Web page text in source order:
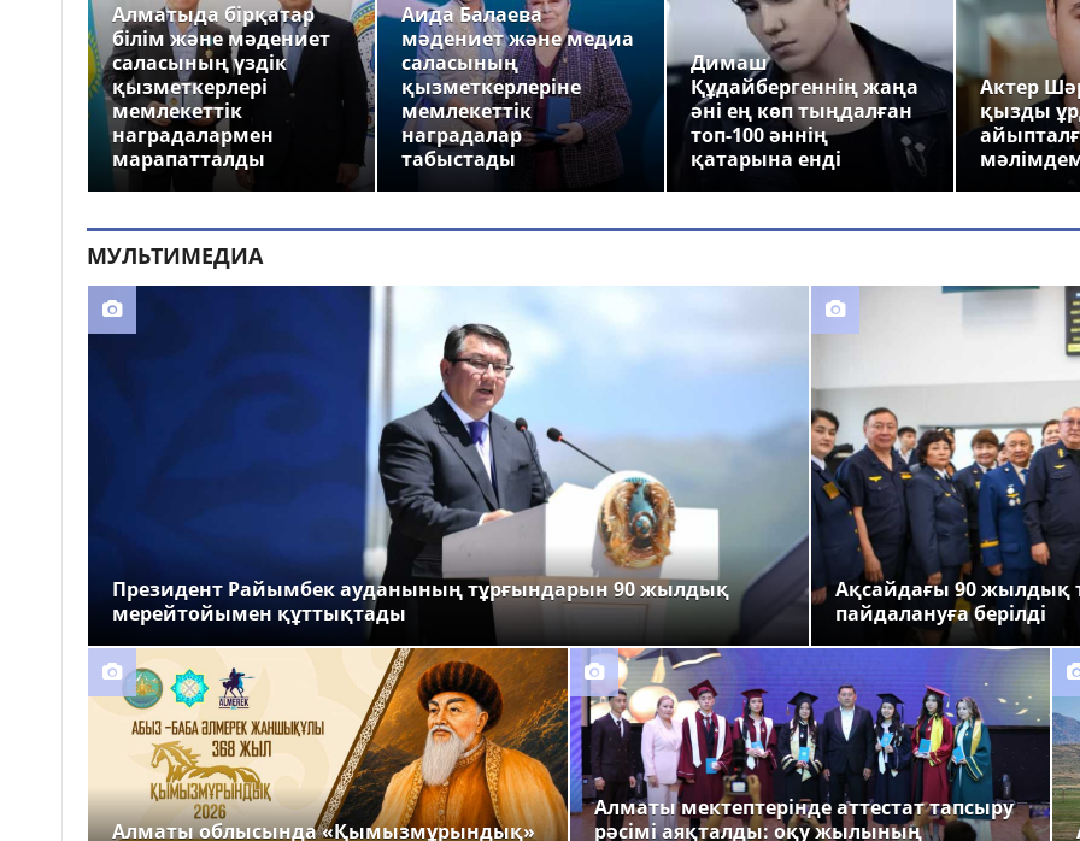
Алматыда бірқатар
білім және мәдениет
саласының үздік
қызметкерлері
мемлекеттік
наградалармен
марапатталды
Аида Балаева
мәдениет және медиа
саласының
қызметкерлеріне
мемлекеттік
наградалар
табыстады
Димаш
Құдайбергеннің жаңа
әні ең көп тыңдалған
топ-100 әннің
қатарына енді
Актер
қызды
МУЛЬТИМЕДИА
Президент Райымбек ауданының тұрғындарын 90 жылдық
мерейтойымен құттықтады
Ақсайдағы 90 жылдық
пайдалануға берілді
Алматы облысында «Қымызмұрындық»
Алматы мектептерінде аттестат тапсыру
рәсімі аяқталды: оқу жылының